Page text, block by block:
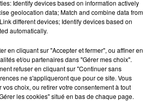
http://bit.ly/2AnxnWV
l'invité exceptionnel de Club FG Live
venu dans les studios de Radio FG à
de son nouveau titre 'Like I Love You'.
Identify devices based on information actively
geolocation data; Match and combine data from
different devices; Identify devices based on
automatically.
en cliquant sur "Accepter et fermer", ou affiner en
et/ou partenaires dans "Gérer mes choix".
refuser en cliquant sur "Continuer sans
ne s'appliqueront que pour ce site. Vous
vos choix, ou retirer votre consentement à tout
les cookies" situé en bas de chaque page.